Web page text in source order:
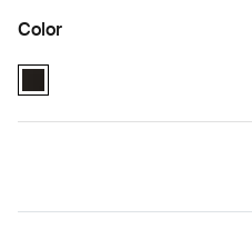
Color
Case Logic Ibira 10" Tablet